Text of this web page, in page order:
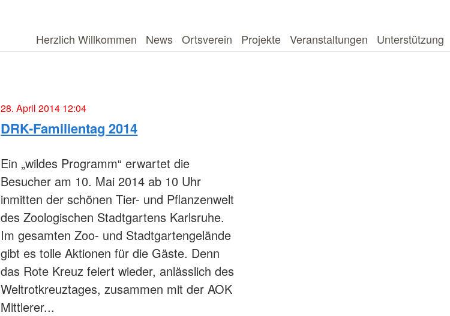
Herzlich Willkommen News Ortsverein Projekte Veranstaltungen Unterstützung
28. April 2014 12:04
DRK-Familientag 2014
Ein „wildes Programm“ erwartet die
Besucher am 10. Mai 2014 ab 10 Uhr
inmitten der schönen Tier- und Pflanzenwelt
des Zoologischen Stadtgartens Karlsruhe.
Im gesamten Zoo- und Stadtgartengelände
gibt es tolle Aktionen für die Gäste. Denn
das Rote Kreuz feiert wieder, anlässlich des
Weltrotkreuztages, zusammen mit der AOK
Mittlerer...